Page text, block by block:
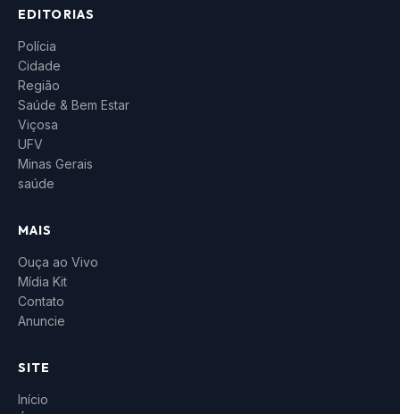
EDITORIAS
Polícia
Cidade
Região
Saúde & Bem Estar
Viçosa
UFV
Minas Gerais
saúde
MAIS
Ouça ao Vivo
Mídia Kit
Contato
Anuncie
SITE
Início